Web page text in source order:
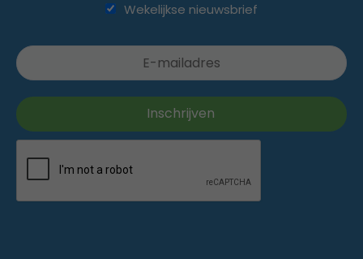
Wekelijkse nieuwsbrief